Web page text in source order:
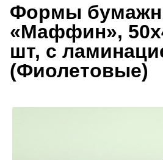
Формы
«Маффин»,
шт, с
(Фиолетовые)